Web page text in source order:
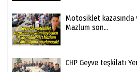
Motosiklet
Mazlum son...
CHP Geyve teşkilatı